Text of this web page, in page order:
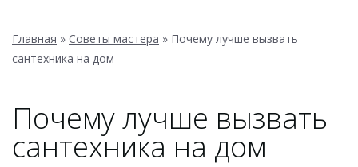
Главная » Советы мастера » Почему лучше вызвать
сантехника на дом
Почему лучше вызвать
сантехника на дом